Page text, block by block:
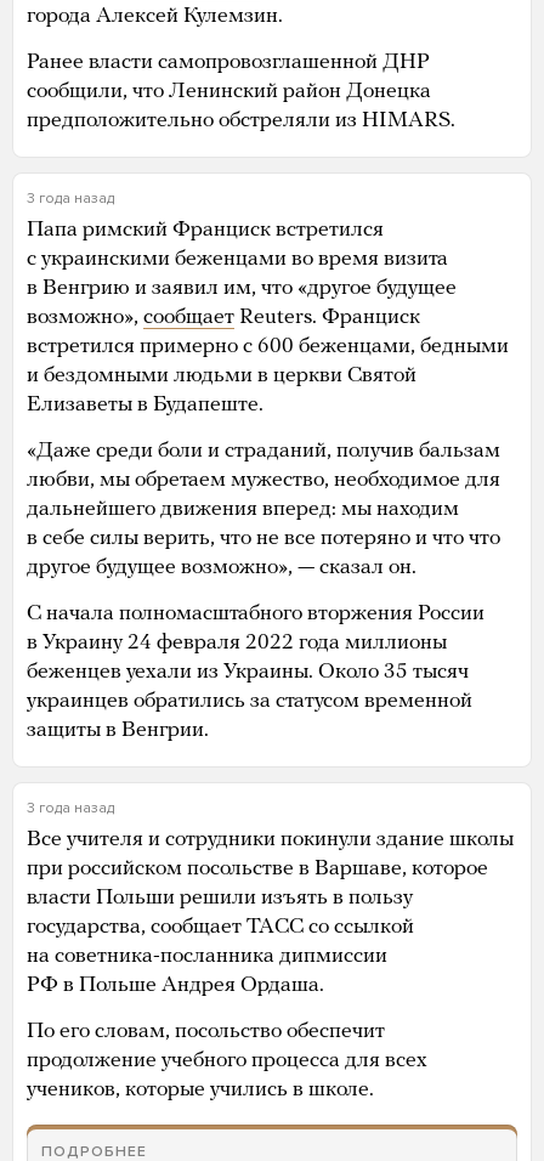
города Алексей Кулемзин.
Ранее власти самопровозглашенной ДНР
сообщили, что Ленинский район Донецка
предположительно обстреляли из HIMARS.
3 года назад
Папа римский Франциск встретился
с украинскими беженцами во время визита
в Венгрию и заявил им, что «другое будущее
возможно», сообщает Reuters. Франциск
встретился примерно с 600 беженцами, бедными
и бездомными людьми в церкви Святой
Елизаветы в Будапеште.
«Даже среди боли и страданий, получив бальзам
любви, мы обретаем мужество, необходимое для
дальнейшего движения вперед: мы находим
в себе силы верить, что не все потеряно и что что
другое будущее возможно», — сказал он.
С начала полномасштабного вторжения России
в Украину 24 февраля 2022 года миллионы
беженцев уехали из Украины. Около 35 тысяч
украинцев обратились за статусом временной
защиты в Венгрии.
3 года назад
Все учителя и сотрудники покинули здание школы
при российском посольстве в Варшаве, которое
власти Польши решили изъять в пользу
государства, сообщает ТАСС со ссылкой
на советника-посланника дипмиссии
РФ в Польше Андрея Ордаша.
По его словам, посольство обеспечит
продолжение учебного процесса для всех
учеников, которые учились в школе.
ПОДРОБНЕЕ